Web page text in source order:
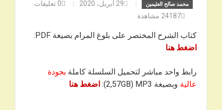
محمد صالح العثيمين 29 أبريل، 2020 0تعليقات
24187 مشاهدة
كتاب الشرح المختصر على بلوغ المرام بصيغة PDF:
اضغط هنا
رابط واحد مباشر لتحميل السلسلة كاملة بجودة
عالية وبصيغة 2,57GB) MP3): اضغط هنا